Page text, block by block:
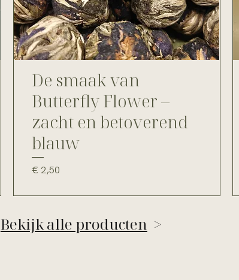
De smaak van
Butterfly Flower –
zacht en betoverend
blauw
Prijs
€ 2,50
Bekijk alle producten >